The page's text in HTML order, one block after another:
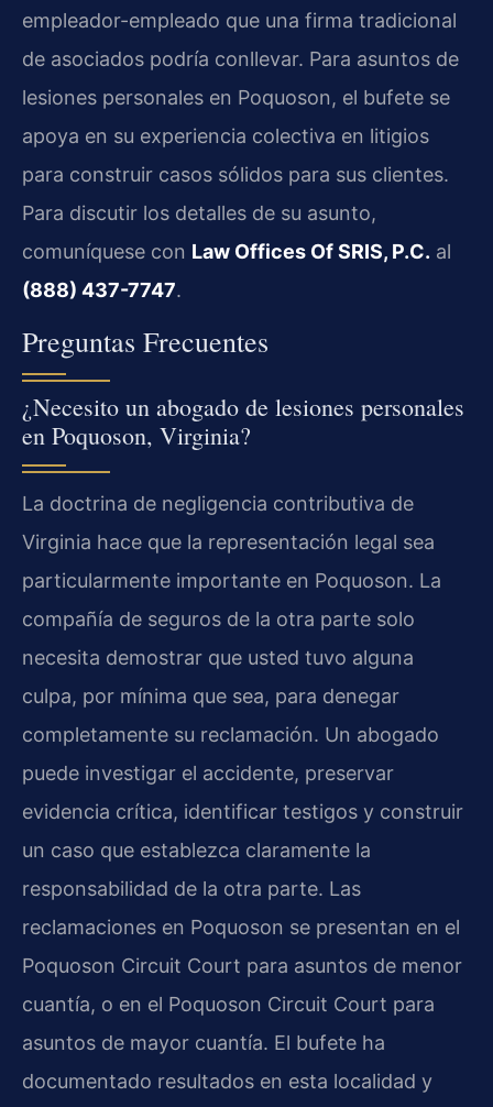
empleador-empleado que una firma tradicional
de asociados podría conllevar. Para asuntos de
lesiones personales en Poquoson, el bufete se
apoya en su experiencia colectiva en litigios
para construir casos sólidos para sus clientes.
Para discutir los detalles de su asunto,
comuníquese con Law Offices Of SRIS, P.C. al
(888) 437-7747.
Preguntas Frecuentes
¿Necesito un abogado de lesiones personales
en Poquoson, Virginia?
La doctrina de negligencia contributiva de
Virginia hace que la representación legal sea
particularmente importante en Poquoson. La
compañía de seguros de la otra parte solo
necesita demostrar que usted tuvo alguna
culpa, por mínima que sea, para denegar
completamente su reclamación. Un abogado
puede investigar el accidente, preservar
evidencia crítica, identificar testigos y construir
un caso que establezca claramente la
responsabilidad de la otra parte. Las
reclamaciones en Poquoson se presentan en el
Poquoson Circuit Court para asuntos de menor
cuantía, o en el Poquoson Circuit Court para
asuntos de mayor cuantía. El bufete ha
documentado resultados en esta localidad y